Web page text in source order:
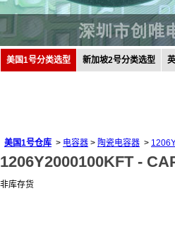
美国1号分类选型 新加坡2号分类选型
美国1号仓库 > 电容器 > 陶瓷电容器 >
1206Y2000100KFT -
非库存货